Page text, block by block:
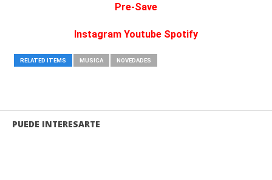
Pre-Save
Instagram Youtube Spotify
RELATED ITEMS MUSICA NOVEDADES
PUEDE INTERESARTE